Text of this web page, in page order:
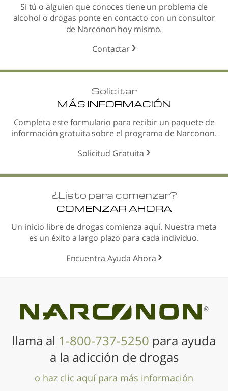
Si tú o alguien que conoces tiene un problema de
alcohol o drogas ponte en contacto con un consultor
de Narconon hoy mismo.
Contactar
Solicitar
MÁS INFORMACIÓN
Completa este formulario para recibir un paquete de
información gratuita sobre el programa de Narconon.
Solicitud Gratuita
¿Listo para comenzar?
COMENZAR AHORA
Un inicio libre de drogas comienza aquí. Nuestra meta
es un éxito a largo plazo para cada individuo.
Encuentra Ayuda Ahora
®
llama al 1-800-737-5250 para ayuda
a la adicción de drogas
o haz clic aquí para más información